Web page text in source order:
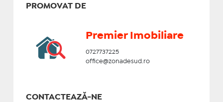
PROMOVAT DE
Premier Imobiliare
0727737225
office@zonadesud.ro
CONTACTEAZĂ-NE